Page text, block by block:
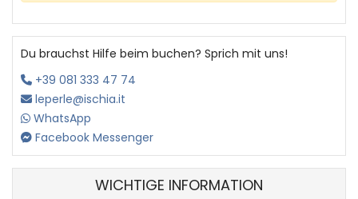
Du brauchst Hilfe beim buchen? Sprich mit uns!
+39 081 333 47 74
leperle@ischia.it
WhatsApp
Facebook Messenger
WICHTIGE INFORMATION